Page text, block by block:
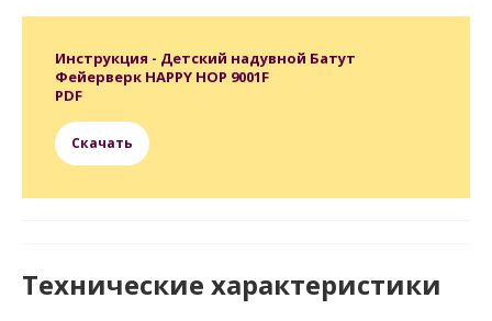
Инструкция - Детский надувной Батут
Фейерверк HAPPY HOP 9001F
PDF
Скачать
Технические характеристики